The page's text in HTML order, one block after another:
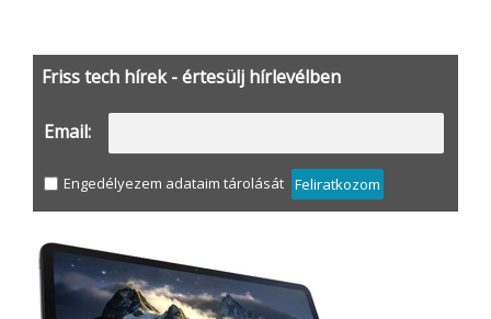
Friss tech hírek - értesülj hírlevélben
Email:
Engedélyezem adataim tárolását Feliratkozom